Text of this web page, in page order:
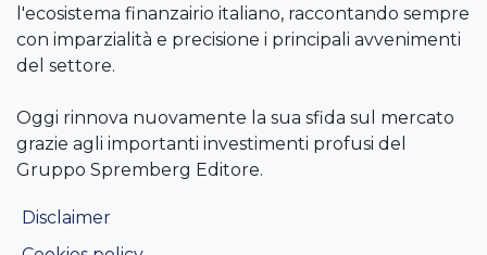
l'ecosistema finanzairio italiano, raccontando sempre
con imparzialità e precisione i principali avvenimenti
del settore.
Oggi rinnova nuovamente la sua sfida sul mercato
grazie agli importanti investimenti profusi del
Gruppo Spremberg Editore.
Disclaimer